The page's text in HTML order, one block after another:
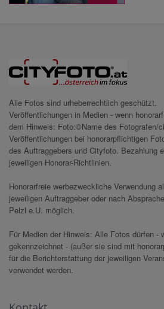
Alle Fotos sind urheberrechtlich geschützt.
Veröffentlichungen in Medien - wenn
dem Hinweis: Foto:©Name des Fotografen/
Veröffentlichungen bei honorarpflichtigen
des Auftraggebers und Cityfoto. Bezahlung
jeweiligen Honorar-Richtlinien.
Honorarfreie werbezweckliche Verwendung
jeweiligen Auftraggeber oder nach
Pelzl e.U. möglich.
Für Medien der Hinweis: Alle Fotos dürfen -
gekennzeichnet - (außer sie sind mit
für die Berichterstattung der jeweiligen
verwendet werden.